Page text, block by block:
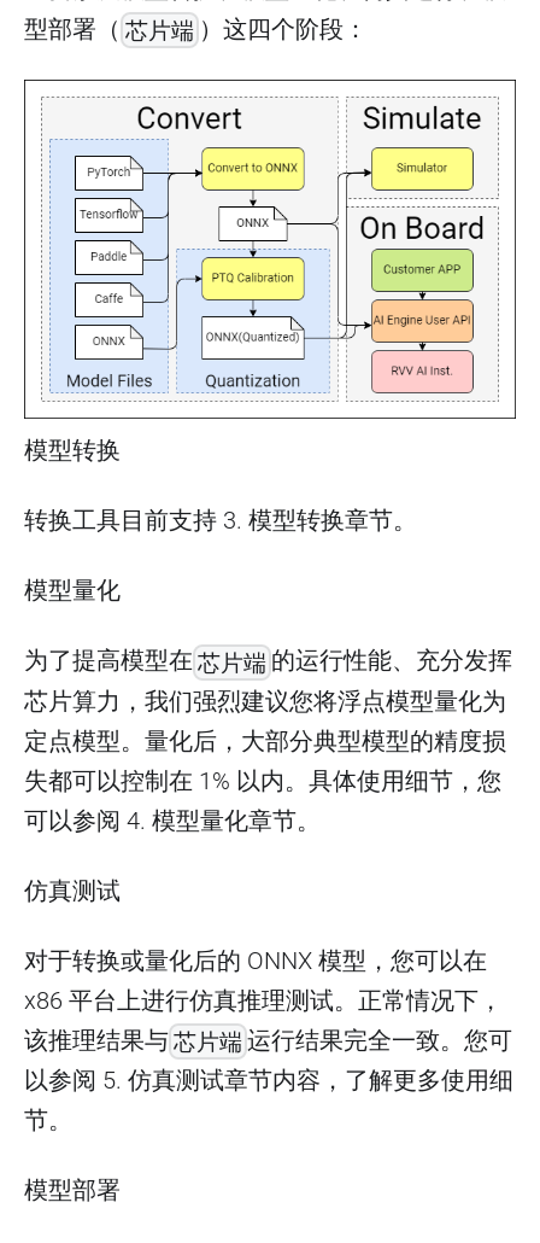
型部署（ 芯片端 ）这四个阶段：
模型转换
转换工具目前支持 3. 模型转换章节。
模型量化
为了提高模型在 芯片端 的运行性能、充分发挥
芯片算力，我们强烈建议您将浮点模型量化为
定点模型。量化后，大部分典型模型的精度损
失都可以控制在 1% 以内。具体使用细节，您
可以参阅 4. 模型量化章节。
仿真测试
对于转换或量化后的 ONNX 模型，您可以在
x86 平台上进行仿真推理测试。正常情况下，
该推理结果与芯片端运行结果完全一致。您可
以参阅 5. 仿真测试章节内容，了解更多使用细
节。
模型部署